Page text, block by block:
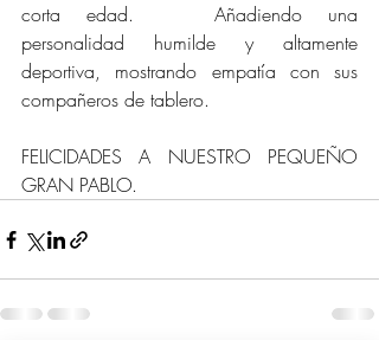
corta edad.   Añadiendo una
personalidad humilde y altamente
deportiva, mostrando empatía con sus
compañeros de tablero.
FELICIDADES A NUESTRO PEQUEÑO
GRAN PABLO.